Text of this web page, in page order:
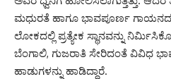
ಮಧುರತೆ ಹಾಗೂ ಭಾವಪೂರ್ಣ
ಲೋಕದಲ್ಲಿ ಪ್ರತ್ಯೇಕ ಸ್ಥಾನವನ್ನು
ಬೆಂಗಾಲಿ, ಗುಜರಾತಿ ಸೇರಿದಂತೆ ವಿವಿಧ
ಹಾಡುಗಳನ್ನು ಹಾಡಿದ್ದಾರೆ.